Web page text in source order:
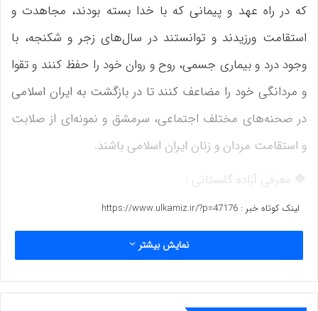
که در راه عهد و پیمانی که با خدا بسته بودند، مجاهدت و
استقامت ورزیدند و توانستند در سال‌های زجر و شکنجه، با
وجود درد و بیماری جسمی، روح و روان خود را حفظ کنند و تقوا
و مردانگی خود را مضاعف کنند تا در بازگشت به ایران اسلامی
در صحنه‌های مختلف اجتماعی، سرمشق و نمونه‌ای از صلابت
و استقامت مردان و زنان ایران اسلامی باشند.
🔷 معرفی آزاده گلستانی :
عبدالحمید سن سبلی، متولد ۱۳۳۸ فرزند مرحوم استاد حاج آق
اویلی آخوند سن سبلی، بازنشسته فرهنگی اهل روستای چن
سولی از توابع شهرستان آق قلا
🔷 روزهای اول اعزام به جبهه:
لینک کوتاه خبر : https://www.ulkamiz.ir/?p=47176
نمایش بیشتر